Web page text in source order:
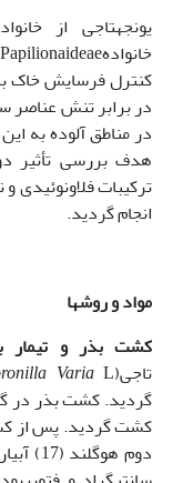
کنترل فرسایش خاک
در برابر تنش عناصر
در مناطق آلوده به
هدف بررسی تأثیر
ترکیبات فلاونوئیدی
انجام گردید.
مواد و روش‏ها
کشت بذر و
تاجی(
Varia